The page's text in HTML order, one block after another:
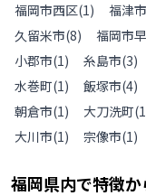
福岡市西区(1) 福津市
久留米市(8) 福岡市
小郡市(1) 糸島市(3)
水巻町(1) 飯塚市(4)
朝倉市(1) 大刀洗町(1
大川市(1) 宗像市(1)
福岡県内で特徴